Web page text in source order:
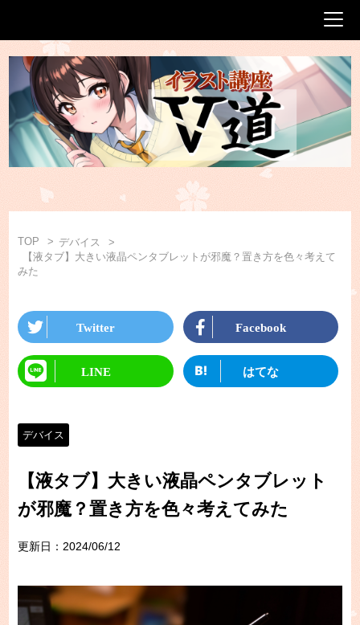
TOP
デバイス
【液タブ】大きい液晶ペンタブレットが邪魔？置き方を色々考えて
みた
Twitter Facebook
LINE はてな
デバイス
【液タブ】大きい液晶ペンタブレット
が邪魔？置き方を色々考えてみた
更新日： 2024/06/12